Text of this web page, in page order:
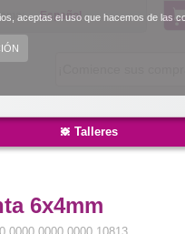
aceptas el uso que hacemos de las
Español
Talleres
6x4mm